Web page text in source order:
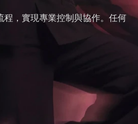
，實現專業控制與協作。任何